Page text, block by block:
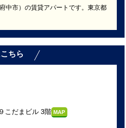
中市）の賃貸アパートです。東京都
ちら
こだまビル 3階 MAP